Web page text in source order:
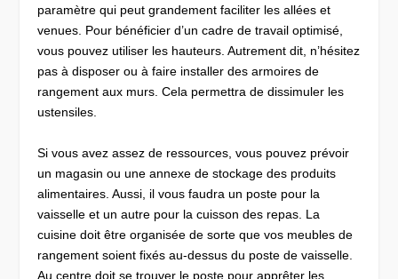
paramètre qui peut grandement faciliter les allées et
venues. Pour bénéficier d’un cadre de travail optimisé,
vous pouvez utiliser les hauteurs. Autrement dit, n’hésitez
pas à disposer ou à faire installer des armoires de
rangement aux murs. Cela permettra de dissimuler les
ustensiles.
Si vous avez assez de ressources, vous pouvez prévoir
un magasin ou une annexe de stockage des produits
alimentaires. Aussi, il vous faudra un poste pour la
vaisselle et un autre pour la cuisson des repas. La
cuisine doit être organisée de sorte que vos meubles de
rangement soient fixés au-dessus du poste de vaisselle.
Au centre doit se trouver le poste pour apprêter les